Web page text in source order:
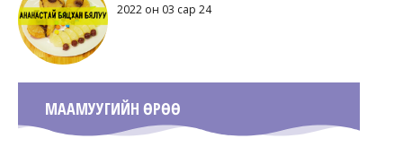
2022 он 03 сар 24
МААМУУГИЙН ӨРӨӨ